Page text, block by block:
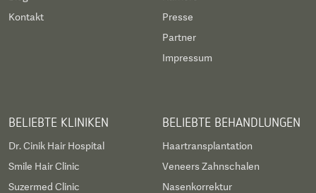
Kontakt
Presse
Partner
Impressum
BELIEBTE KLINIKEN
Dr. Cinik Hair Hospital
Smile Hair Clinic
Suzermed Clinic
BELIEBTE BEHANDLUNGEN
Haartransplantation
Veneers Zahnschalen
Nasenkorrektur